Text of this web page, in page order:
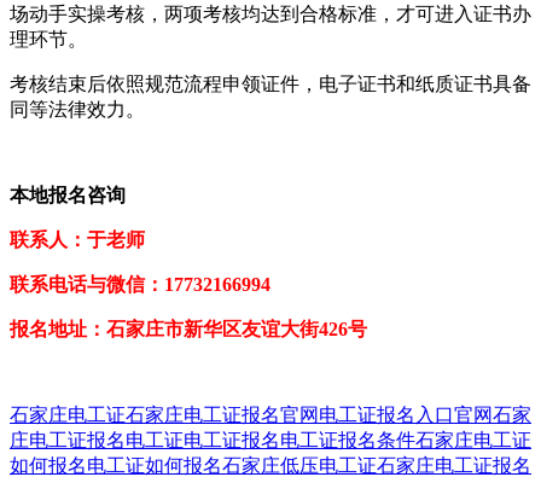
场动手实操考核，两项考核均达到合格标准，才可进入证书办
理环节。
考核结束后依照规范流程申领证件，电子证书和纸质证书具备
同等法律效力。
本地报名咨询
联系人：于老师
联系电话与微信：17732166994
报名地址：石家庄市新华区友谊大街426号
石家庄电工证石家庄电工证报名官网 电工证报名入口官网石家
庄电工证报名电工证电工证报名电工证报名条件石家庄电工证
如何报名电工证如何报名石家庄低压电工证石家庄电工证报名